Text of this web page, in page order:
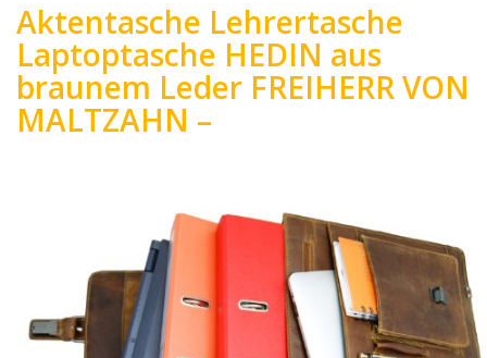
Aktentasche Lehrertasche
Laptoptasche HEDIN aus
braunem Leder FREIHERR VON
MALTZAHN –